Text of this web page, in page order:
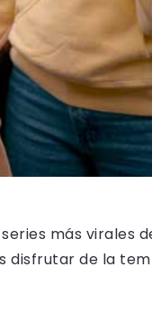
más virales
disfrutar de la